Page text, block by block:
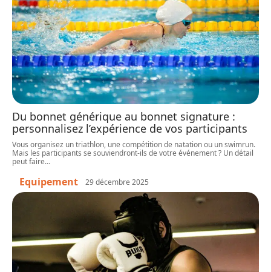
Du bonnet générique au bonnet signature :
personnalisez l’expérience de vos participants
Vous organisez un triathlon, une compétition de natation ou un swimrun.
Mais les participants se souviendront-ils de votre événement ? Un détail
peut faire…
Equipement 29 décembre 2025